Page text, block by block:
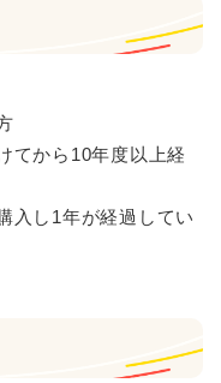
てから10年度以上経
入し1年が経過してい